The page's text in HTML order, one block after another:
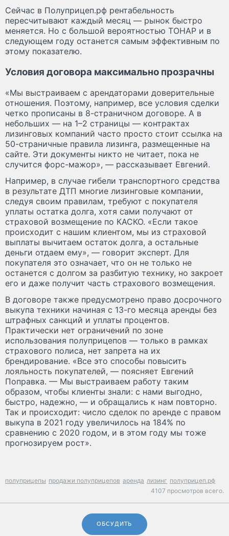
Сейчас в Полуприцеп.рф рентабельность
пересчитывают каждый месяц — рынок быстро
меняется. Но с большой вероятностью ТОНАР и в
следующем году останется самым эффективным по
этому показателю.
Условия договора максимально прозрачны
«Мы выстраиваем с арендаторами доверительные
отношения. Поэтому, например, все условия сделки
четко прописаны в 8-страничном договоре. А в
небольших — на 1–2 страницы — контрактах
лизинговых компаний часто просто стоит ссылка на
50-страничные правила лизинга, размещенные на
сайте. Эти документы никто не читает, пока не
случится форс-мажор», — рассказывает Евгений.
Например, в случае гибели транспортного средства
в результате ДТП многие лизинговые компании,
следуя своим правилам, требуют с покупателя
уплаты остатка долга, хотя сами получают от
страховой возмещение по КАСКО. «Если такое
происходит с нашим клиентом, мы из страховой
выплаты вычитаем остаток долга, а остальные
деньги отдаем ему», — говорит эксперт. Для
покупателя это означает, что он не только не
останется с долгом за разбитую технику, но закроет
его и даже получит часть страхового возмещения.
В договоре также предусмотрено право досрочного
выкупа техники начиная с 13-го месяца аренды без
штрафных санкций и уплаты процентов.
Практически нет ограничений по зоне
использования полуприцепов — только в рамках
страхового полиса, нет запрета на их
брендирование. «Все это способы повысить
лояльность покупателей, — поясняет Евгений
Поправка. — Мы выстраиваем работу таким
образом, чтобы клиенты знали: с нами выгодно,
быстро, надежно, — и обращались к нам повторно.
Так и происходит: число сделок по аренде с правом
выкупа в 2021 году увеличилось на 184% по
сравнению с 2020 годом, и в этом году мы тоже
прогнозируем рост».
полуприцепы продажи полуприцепов аренда лизинг полуприцеп.рф
4107 просмотров всего.
ОБСУДИТЬ